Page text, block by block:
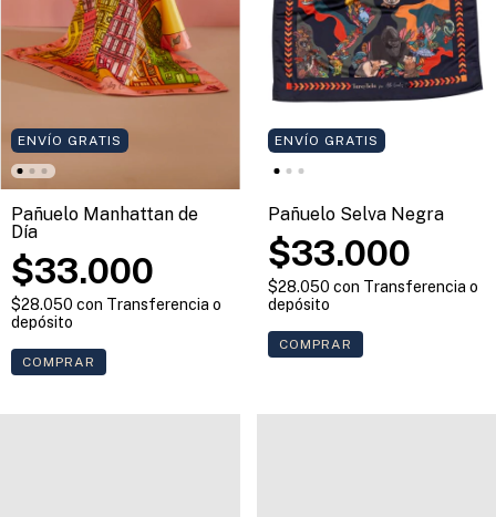
ENVÍO GRATIS
Pañuelo Manhattan de
Día
$33.000
$28.050 con Transferencia o
depósito
COMPRAR
ENVÍO GRATIS
Pañuelo Selva Negra
$33.000
$28.050 con Transferencia o
depósito
COMPRAR